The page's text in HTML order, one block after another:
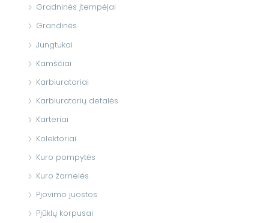
Gradninės įtempėjai
Grandinės
Jungtukai
Kamščiai
Karbiuratoriai
Karbiuratorių detalės
Karteriai
Kolektoriai
Kuro pompytės
Kuro žarnelės
Pjovimo juostos
Pjūklų korpusai